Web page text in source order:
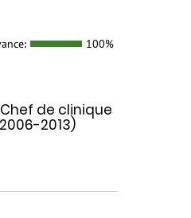
100%
Chef de clinique
2013)